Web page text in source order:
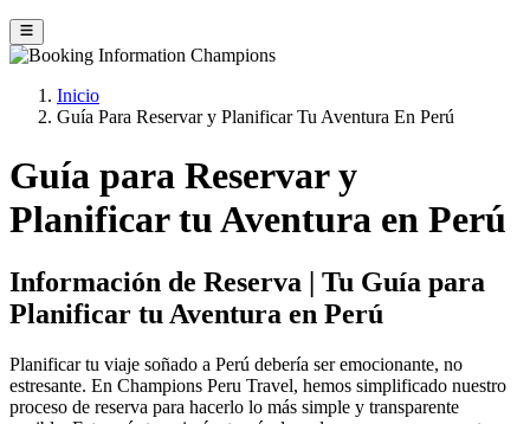
Inicio
Guía Para Reservar y Planificar Tu Aventura En Perú
Guía para Reservar y
Planificar tu Aventura en Perú
Información de Reserva | Tu Guía para
Planificar tu Aventura en Perú
Planificar tu viaje soñado a Perú debería ser emocionante, no
estresante. En Champions Peru Travel, hemos simplificado nuestro
proceso de reserva para hacerlo lo más simple y transparente